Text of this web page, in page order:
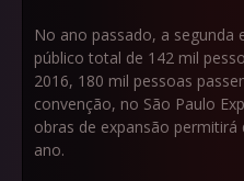
No ano passado, a segunda
público total de 142 mil
2016, 180 mil pessoas
convenção, no São Paulo
obras de expansão permitirá
ano.